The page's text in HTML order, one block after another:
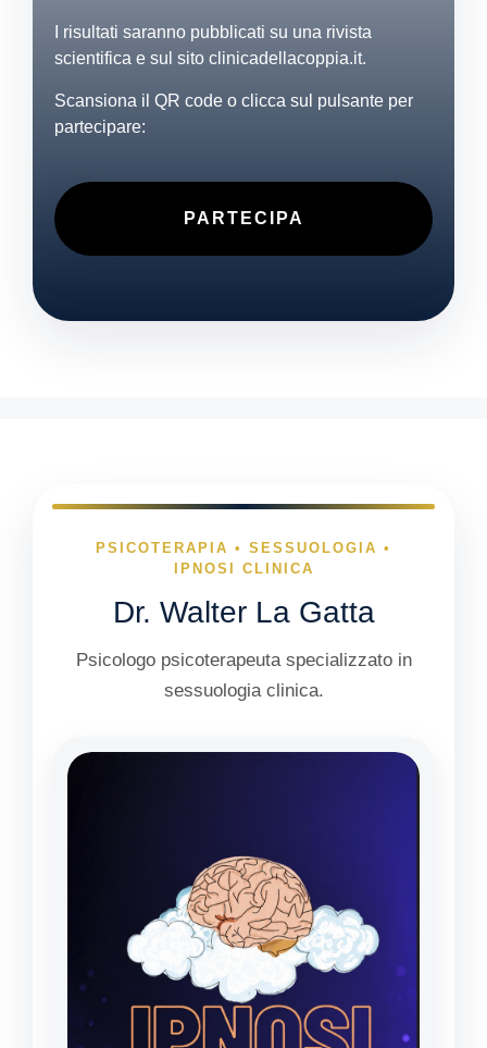
I risultati saranno pubblicati su una rivista
scientifica e sul sito clinicadellacoppia.it.
Scansiona il QR code o clicca sul pulsante per
partecipare:
PARTECIPA
PSICOTERAPIA • SESSUOLOGIA •
IPNOSI CLINICA
Dr. Walter La Gatta
Psicologo psicoterapeuta specializzato in
sessuologia clinica.